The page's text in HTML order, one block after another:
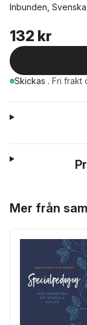
Inbunden,
132 kr
Skickas . Fri frakt
Mer från